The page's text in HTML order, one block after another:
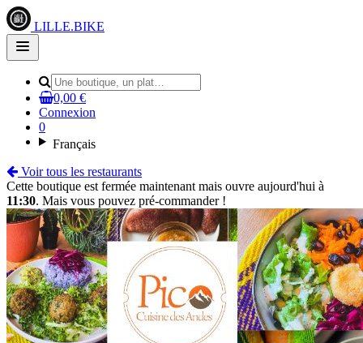
LILLE.BIKE
Open
main
0,00 €
Connexion
0
Français
Voir tous les restaurants
Cette boutique est fermée maintenant mais ouvre aujourd'hui à
11:30. Mais vous pouvez pré-commander !